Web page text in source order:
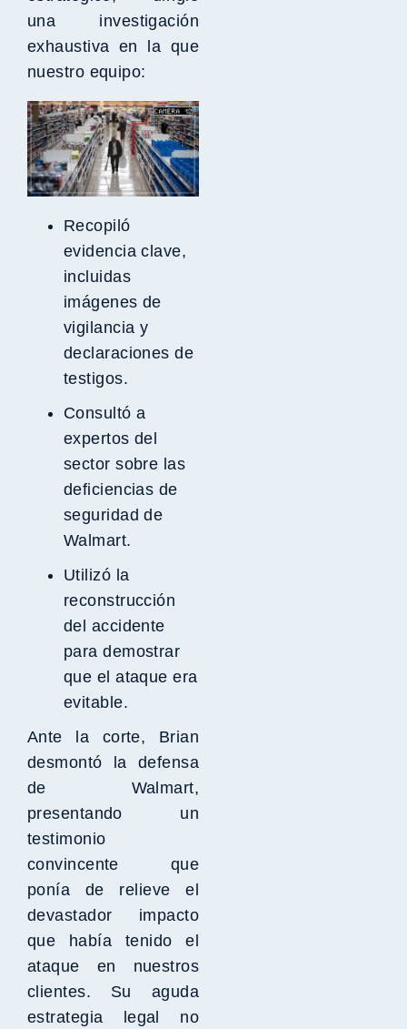
una investigación
exhaustiva en la que
nuestro equipo:
Recopiló
evidencia clave,
incluidas
imágenes de
vigilancia y
declaraciones de
testigos.
Consultó a
expertos del
sector sobre las
deficiencias de
seguridad de
Walmart.
Utilizó la
reconstrucción
del accidente
para demostrar
que el ataque era
evitable.
Ante la corte, Brian
desmontó la defensa
de Walmart,
presentando un
testimonio
convincente que
ponía de relieve el
devastador impacto
que había tenido el
ataque en nuestros
clientes. Su aguda
estrategia legal no